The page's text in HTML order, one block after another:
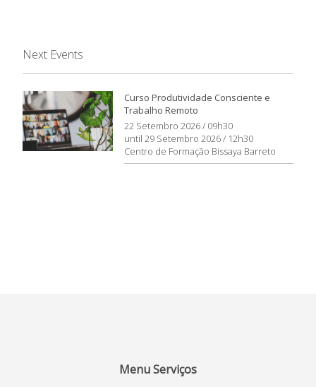
Next Events
Curso Produtividade Consciente e
Trabalho Remoto
22 Setembro 2026 / 09h30
until 29 Setembro 2026 / 12h30
Centro de Formação Bissaya Barreto
Menu Serviços